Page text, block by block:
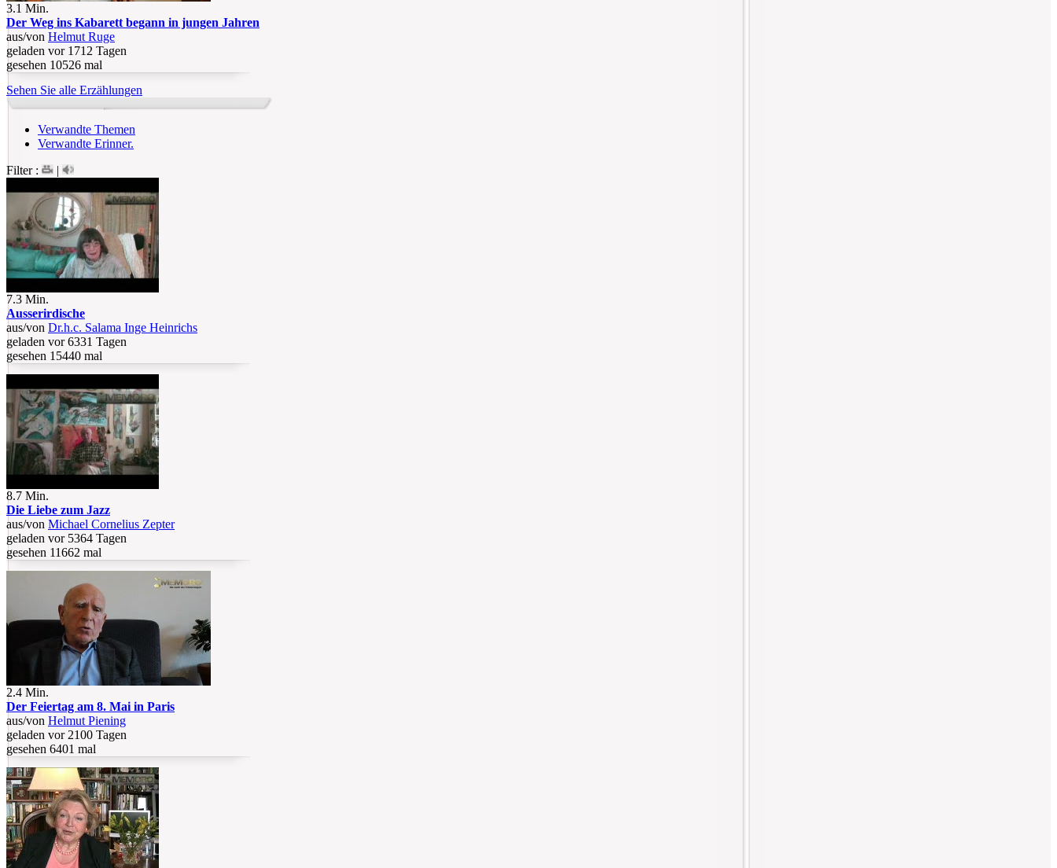
3.1 Min.
Der Weg ins Kabarett begann in jungen Jahren
aus/von Helmut Ruge
geladen vor 1712 Tagen
gesehen 10526 mal
Sehen Sie alle Erzählungen
Verwandte Themen
Verwandte Erinner.
Filter :
|
7.3 Min.
Ausserirdische
aus/von Dr.h.c. Salama Inge Heinrichs
geladen vor 6331 Tagen
gesehen 15440 mal
8.7 Min.
Die Liebe zum Jazz
aus/von Michael Cornelius Zepter
geladen vor 5364 Tagen
gesehen 11662 mal
2.4 Min.
Der Feiertag am 8. Mai in Paris
aus/von Helmut Piening
geladen vor 2100 Tagen
gesehen 6401 mal